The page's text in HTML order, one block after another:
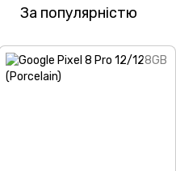
За популярністю